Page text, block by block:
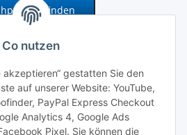
nutzen
akzeptieren“ gestatten Sie den
auf unserer Website: YouTube,
PayPal Express Checkout
Analytics 4, Google Ads
Pixel. Sie können die
finden
Service
Versand